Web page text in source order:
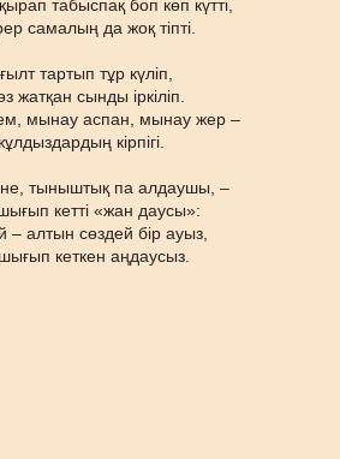
табыспақ боп көп күтті,
самалың да жоқ тіпті.
тартып тұр күліп,
жатқан сынды іркіліп.
мынау аспан, мынау жер –
кірпігі.
тыныштық па алдаушы, –
кетті «жан даусы»:
алтын сөздей бір ауыз,
кеткен аңдаусыз.